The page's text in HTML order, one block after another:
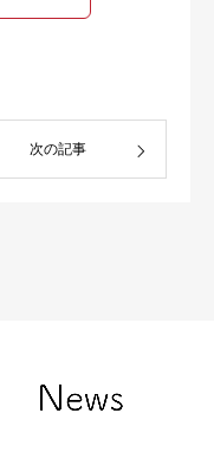
次の記事